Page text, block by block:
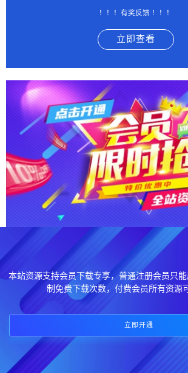
！！！有奖反馈 ！！！
立即查看
本站资源支持会员下载专享，普通注册会员只
制免费下载次数，付费会员所有资源
立即开通